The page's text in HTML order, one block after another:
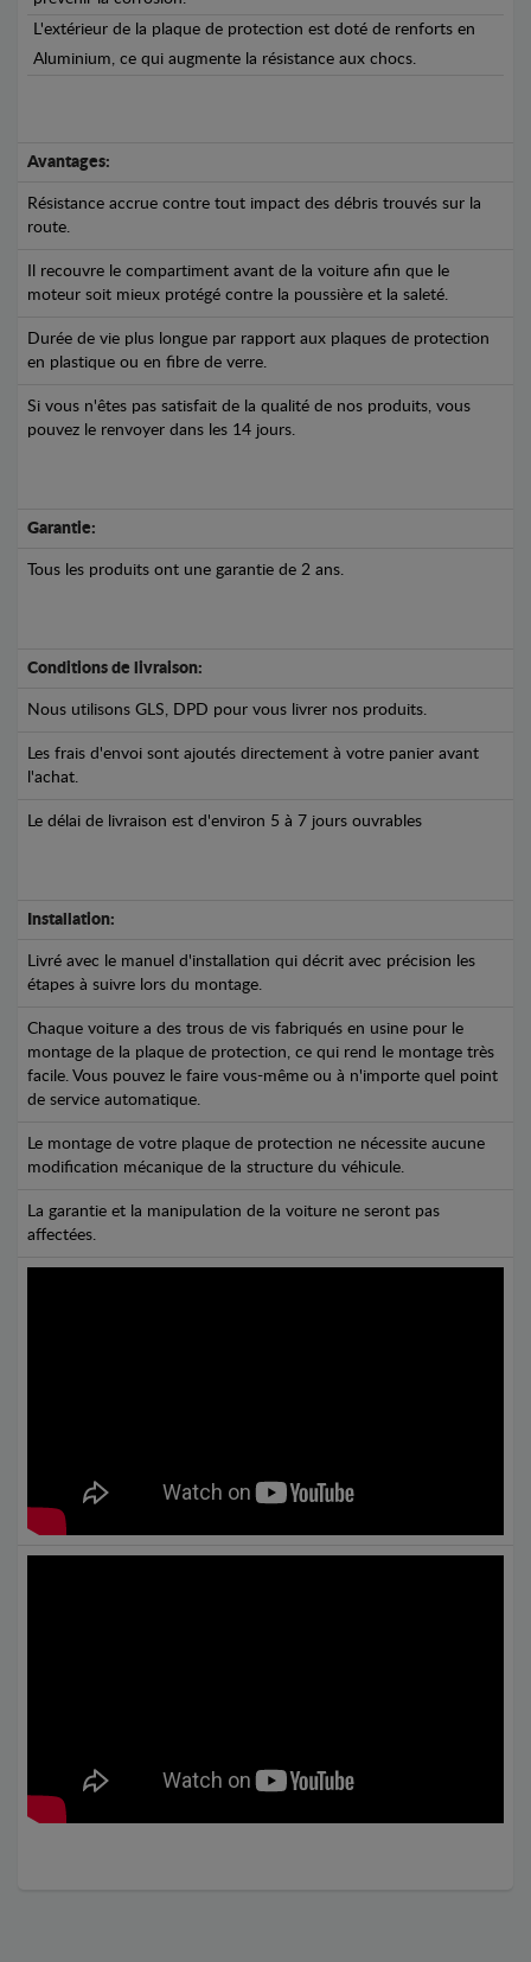
L'extérieur de la plaque de protection est doté de renforts en
Aluminium, ce qui augmente la résistance aux chocs.
Avantages:
Résistance accrue contre tout impact des débris trouvés sur la
route.
Il recouvre le compartiment avant de la voiture afin que le
moteur soit mieux protégé contre la poussière et la saleté.
Durée de vie plus longue par rapport aux plaques de protection
en plastique ou en fibre de verre.
Si vous n'êtes pas satisfait de la qualité de nos produits, vous
pouvez le renvoyer dans les 14 jours.
Garantie:
Tous les produits ont une garantie de 2 ans.
Conditions de livraison:
Nous utilisons GLS, DPD pour vous livrer nos produits.
Les frais d'envoi sont ajoutés directement à votre panier avant
l'achat.
Le délai de livraison est d'environ 5 à 7 jours ouvrables
Installation:
Livré avec le manuel d'installation qui décrit avec précision les
étapes à suivre lors du montage.
Chaque voiture a des trous de vis fabriqués en usine pour le
montage de la plaque de protection, ce qui rend le montage très
facile. Vous pouvez le faire vous-même ou à n'importe quel point
de service automatique.
Le montage de votre plaque de protection ne nécessite aucune
modification mécanique de la structure du véhicule.
La garantie et la manipulation de la voiture ne seront pas
affectées.